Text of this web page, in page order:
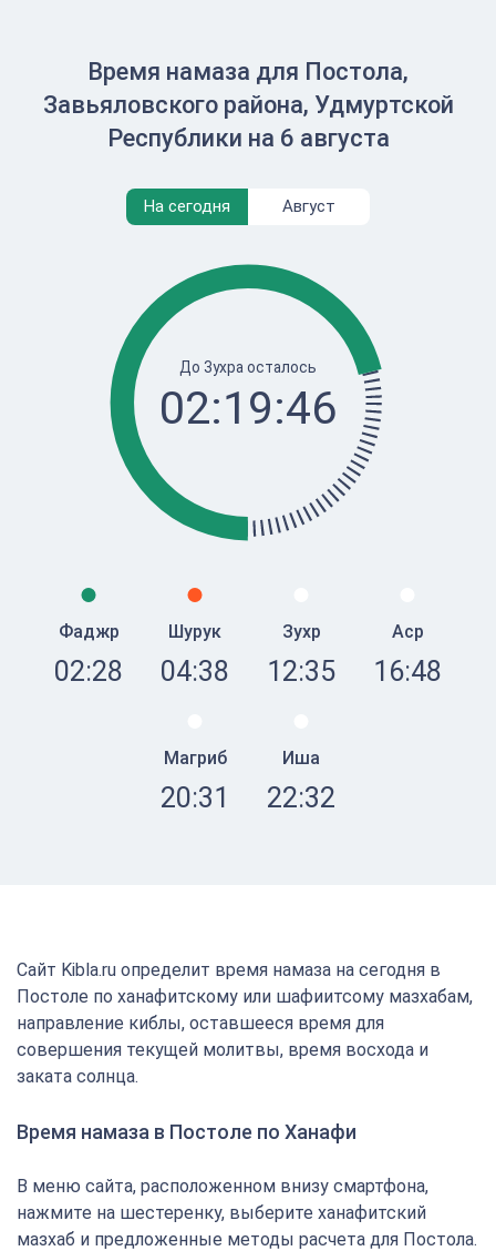
Время намаза для Постола,
Завьяловского района, Удмуртской
Республики на 6 августа
На сегодня Август
До Зухра осталось
02:19:46
Фаджр
02:28
Шурук
04:38
Зухр
12:35
Аср
16:48
Магриб
20:31
Иша
22:32
Сайт Kibla.ru определит время намаза на сегодня в
Постоле по ханафитскому или шафиитсому мазхабам,
направление киблы, оставшееся время для
совершения текущей молитвы, время восхода и
заката солнца.
Время намаза в Постоле по Ханафи
В меню сайта, расположенном внизу смартфона,
нажмите на шестеренку, выберите ханафитский
мазхаб и предложенные методы расчета для Постола.